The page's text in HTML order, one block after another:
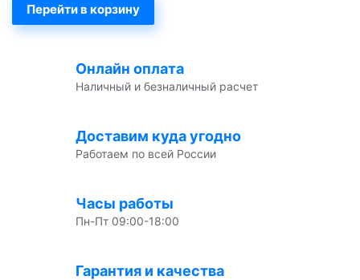
Перейти в корзину
Онлайн оплата
Наличный и безналичный расчет
Доставим куда угодно
Работаем по всей России
Часы работы
Пн-Пт 09:00-18:00
Гарантия и качества